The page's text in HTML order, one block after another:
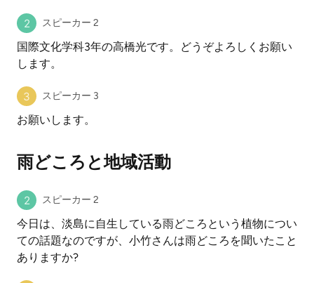
スピーカー 2
国際文化学科3年の高橋光です。どうぞよろしくお願い
します。
スピーカー 3
お願いします。
雨どころと地域活動
スピーカー 2
今日は、淡島に自生している雨どころという植物につい
ての話題なのですが、小竹さんは雨どころを聞いたこと
ありますか?